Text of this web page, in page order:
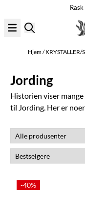
Hjem/KRYSTALLER/
Jording
Historien viser
til Jording. Her er
-40%